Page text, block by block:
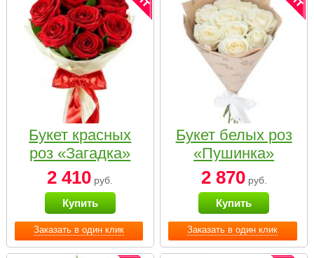
Заказать в один клик
Букет красных
роз «Загадка»
2 410 руб.
Купить
Заказать в один клик
Букет белых роз
«Пушинка»
2 870руб.
Купить